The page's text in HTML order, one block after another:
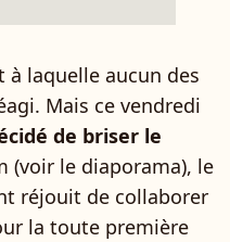
laquelle aucun des
Mais ce vendredi
de briser le
(voir le diaporama), le
réjouit de collaborer
la toute première